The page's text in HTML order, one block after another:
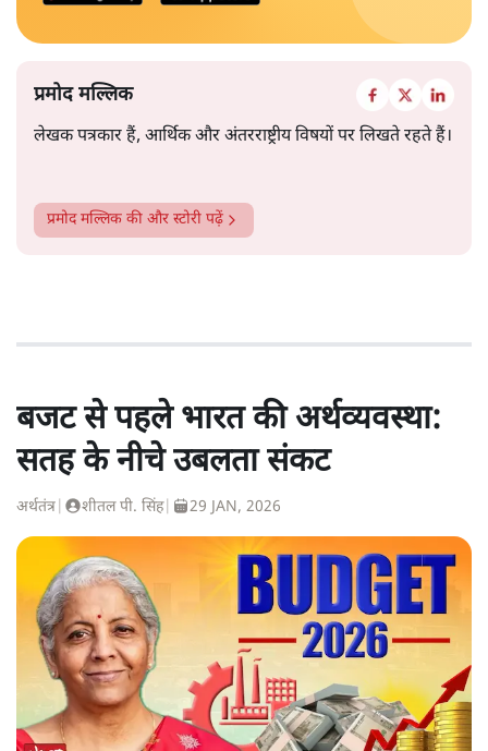
प्रमोद मल्लिक
लेखक पत्रकार हैं, आर्थिक और अंतरराष्ट्रीय विषयों पर लिखते रहते हैं।
प्रमोद मल्लिक की और स्टोरी पढ़ें
बजट से पहले भारत की अर्थव्यवस्था:
सतह के नीचे उबलता संकट
अर्थतंत्र शीतल पी. सिंह| 29 JAN, 2026